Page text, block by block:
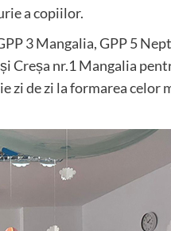
a copiilor.
3 Mangalia, GPP 5
Creșa nr.1 Mangalia
de zi la formarea celor